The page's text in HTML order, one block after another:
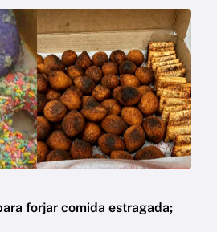
forjar comida estragada;